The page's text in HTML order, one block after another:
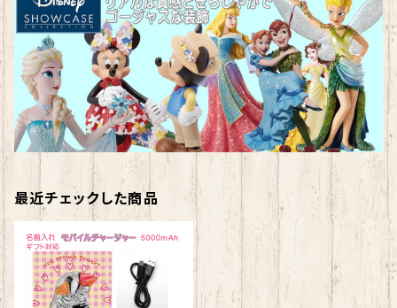
最近チェックした商品